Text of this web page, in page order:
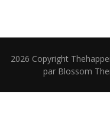
2026 Copyright
par Blossom